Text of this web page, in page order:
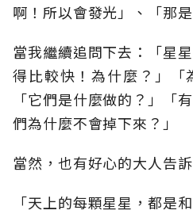
啊！所以會發光」、「那
當我繼續追問下去：「星
得比較快！為什麼？」「
「它們是什麼做的？」「
們為什麼不會掉下來？」
當然，也有好心的大人告訴
「天上的每顆星星，都是